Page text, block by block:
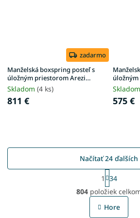
zadarmo
Manželská boxspring posteľ s
úložným priestorom Arezi
180x200 - sivá
Skladom (4 ks)
811 €
180x200
Skladom
575 €
O
v
l
Načítať 24 ďalších
S
t
r
á
n
1
34
804 položiek
Hore